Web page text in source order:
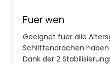
Fuer wen
Geeignet fuer alle
Schlittendrachen haben
Dank der 2